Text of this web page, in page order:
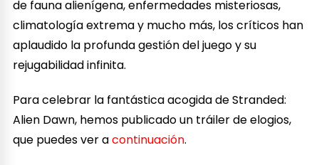
de fauna alienígena, enfermedades misteriosas,
climatología extrema y mucho más, los críticos han
aplaudido la profunda gestión del juego y su
rejugabilidad infinita.
Para celebrar la fantástica acogida de Stranded:
Alien Dawn, hemos publicado un tráiler de elogios,
que puedes ver acontinuación.